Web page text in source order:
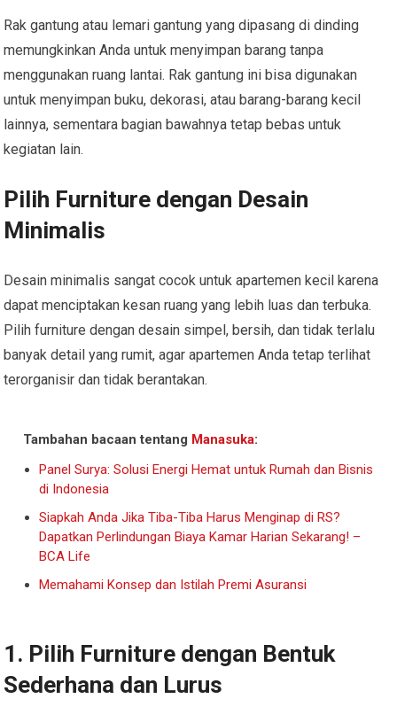
Rak gantung atau lemari gantung yang dipasang di dinding
memungkinkan Anda untuk menyimpan barang tanpa
menggunakan ruang lantai. Rak gantung ini bisa digunakan
untuk menyimpan buku, dekorasi, atau barang-barang kecil
lainnya, sementara bagian bawahnya tetap bebas untuk
kegiatan lain.
Pilih Furniture dengan Desain
Minimalis
Desain minimalis sangat cocok untuk apartemen kecil karena
dapat menciptakan kesan ruang yang lebih luas dan terbuka.
Pilih furniture dengan desain simpel, bersih, dan tidak terlalu
banyak detail yang rumit, agar apartemen Anda tetap terlihat
terorganisir dan tidak berantakan.
Tambahan bacaan tentang Manasuka:
Panel Surya: Solusi Energi Hemat untuk Rumah dan Bisnis
di Indonesia
Siapkah Anda Jika Tiba-Tiba Harus Menginap di RS?
Dapatkan Perlindungan Biaya Kamar Harian Sekarang! –
BCA Life
Memahami Konsep dan Istilah Premi Asuransi
1. Pilih Furniture dengan Bentuk
Sederhana dan Lurus